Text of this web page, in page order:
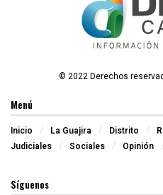
© 2022 Derechos
Menú
Inicio La Guajira Distrito
Judiciales
Sociales Opinión
Síguenos